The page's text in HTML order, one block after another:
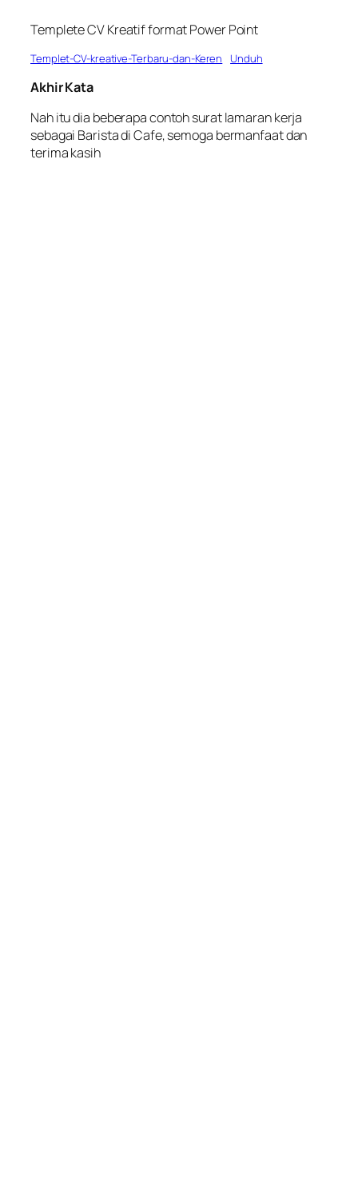
Templete CV Kreatif format Power Point
Templet-CV-kreative-Terbaru-dan-Keren Unduh
Akhir Kata
Nah itu dia beberapa contoh surat lamaran kerja
sebagai Barista di Cafe, semoga bermanfaat dan
terima kasih